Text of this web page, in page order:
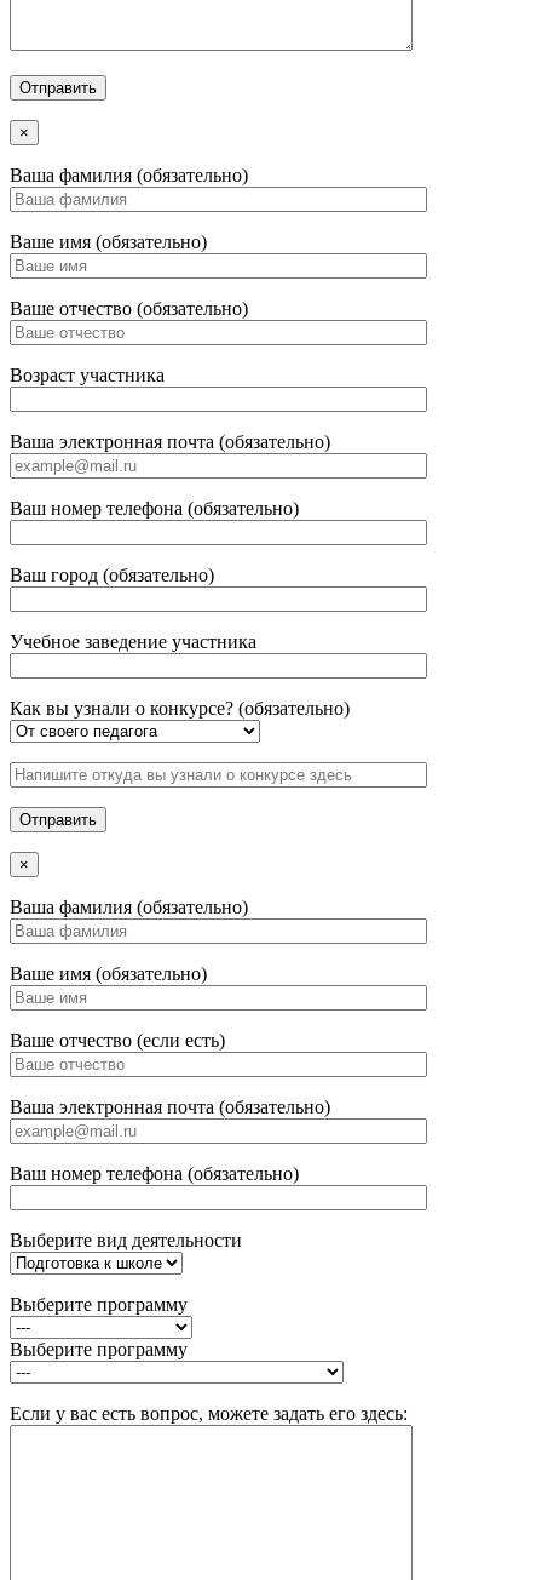
×
Ваша фамилия (обязательно)
Ваше имя (обязательно)
Ваше отчество (обязательно)
Возраст участника
Ваша электронная почта (обязательно)
Ваш номер телефона (обязательно)
Ваш город (обязательно)
Учебное заведение участника
Как вы узнали о конкурсе? (обязательно)
×
Ваша фамилия (обязательно)
Ваше имя (обязательно)
Ваше отчество (если есть)
Ваша электронная почта (обязательно)
Ваш номер телефона (обязательно)
Выберите вид деятельности
Выберите программу
Выберите программу
Если у вас есть вопрос, можете задать его здесь: